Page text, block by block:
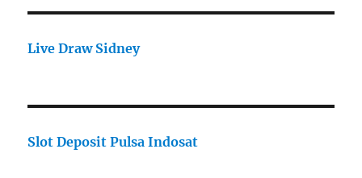
Live Draw Sidney
Slot Deposit Pulsa Indosat